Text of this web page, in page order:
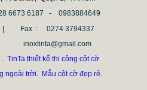
6673 6187 -
0983884649
| Fax :
0274 3794337
TinTa thiết kế thi công cột cờ
ngoài trời. Mẫu cột cờ đẹp rẻ.